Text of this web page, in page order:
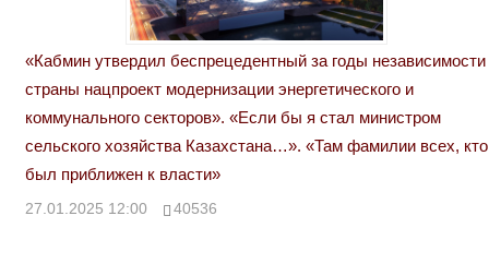
«Кабмин утвердил беспрецедентный за годы независимости
страны нацпроект модернизации энергетического и
коммунального секторов». «Если бы я стал министром
сельского хозяйства Казахстана…». «Там фамилии всех, кто
был приближен к власти»
27.01.2025 12:00 40536